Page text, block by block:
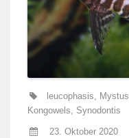
leucophasis Mystus
Kongowels
Synodontis
23. Oktober 2020